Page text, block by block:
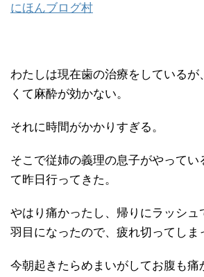
にほんブログ村
わたしは現在歯の治療をしているが
くて麻酔が効かない。
それに時間がかかりすぎる。
そこで従姉の義理の息子がやってい
て昨日行ってきた。
やはり痛かったし、帰りにラッシュ
羽目になったので、疲れ切ってしま
今朝起きたらめまいがしてお腹も痛